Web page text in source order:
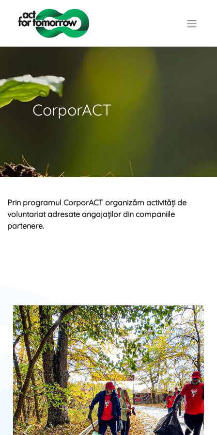
CorporACT
Prin programul CorporACT organizăm activități de
voluntariat adresate angajaților din companiile
partenere.